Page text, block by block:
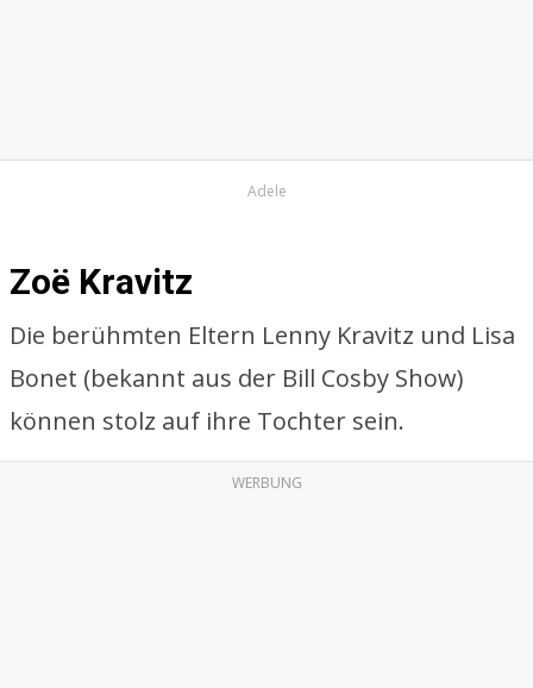
Adele
Zoë Kravitz
Die berühmten Eltern Lenny Kravitz und Lisa
Bonet (bekannt aus der Bill Cosby Show)
können stolz auf ihre Tochter sein.
WERBUNG